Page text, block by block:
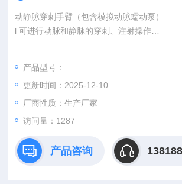
动静脉穿刺手臂（包含模拟动脉蠕动泵）
l 可进行动脉和静脉的穿刺、注射操作
l 逼真的动脉搏动伴有动脉血流
l 可模拟静脉充盈、塌陷等不同的情况
产品型号：
更新时间：2025-12-10
厂商性质：生产厂家
访问量：1287
产品咨询